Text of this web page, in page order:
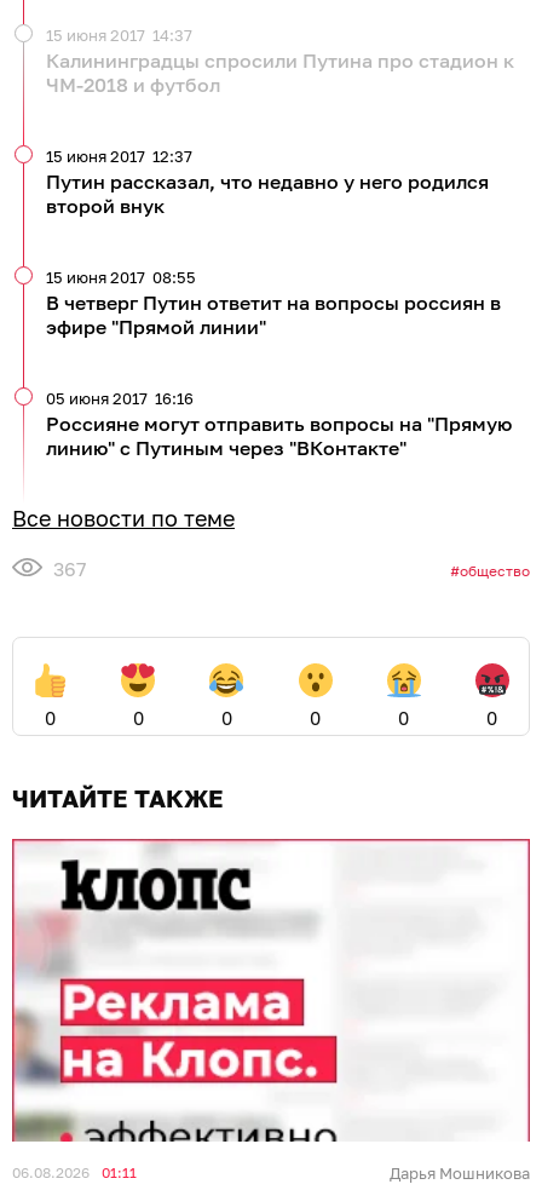
Калининградцы спросили Путина про стадион к
ЧМ-2018 и футбол
15 июня 2017 14:37
Путин рассказал, что недавно у него родился
второй внук
15 июня 2017 12:37
В четверг Путин ответит на вопросы россиян в
эфире "Прямой линии"
15 июня 2017 08:55
Россияне могут отправить вопросы на "Прямую
линию" с Путиным через "ВКонтакте"
05 июня 2017 16:16
Все новости по теме
367 общество
0 0 0 0 0 0
ЧИТАЙТЕ ТАКЖЕ
06.08.2026 01:11 Дарья Мошникова